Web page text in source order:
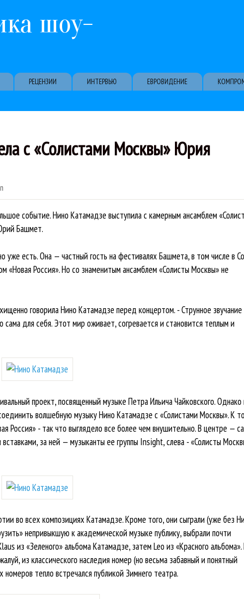
шоу-
РЕЦЕНЗИИ ИНТЕРВЬЮ ЕВРОВИДЕНИЕ
с «Солистами Москвы» Юрия
событие. Нино Катамадзе выступила с камерным ансамблем
Башмет.
есть. Она — частный гость на фестивалях Башмета, в том числе в
Россия». Но со знаменитым ансамблем «Солисты Москвы» не
говорила Нино Катамадзе перед концертом. - Струнное звучание
для себя. Этот мир оживает, согревается и становится теплым и
проект, посвященный музыке Петра Ильича Чайковского. Однако
волшебную музыку Нино Катамадзе с «Солистами Москвы». К
Россия» - так что выглядело все более чем внушительно. В центре —
за ней — музыканты ее группы Insight, слева - «Солисты
во всех композициях Катамадзе. Кроме того, они сыграли (уже без
непривыкшую к академической музыке публику, выбрали почти
из «Зеленого» альбома Катамадзе, затем Leo из «Красного альбома».
из классического наследия номер (но весьма забавный и понятный
тепло встречался публикой Зимнего театра.